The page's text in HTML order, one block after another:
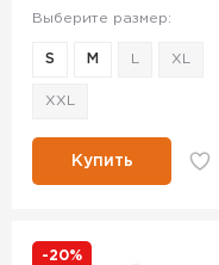
Выберите размер:
S M XL
XXL
Купить
-20%